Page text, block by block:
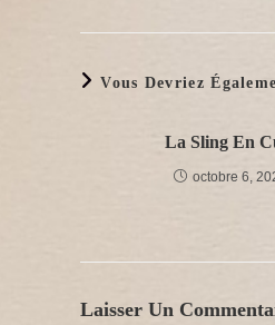
Vous Devriez
La Sling En
octobre 6,
Laisser Un